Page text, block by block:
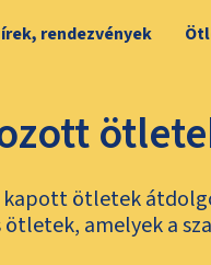
rendezvények
ötletek
amelyek a